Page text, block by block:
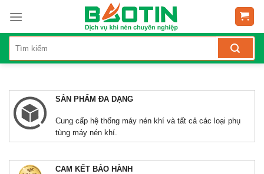
SẢN PHẨM ĐA DẠNG
Cung cấp hệ thống máy nén khí và tất cả các loại phụ
tùng máy nén khí.
CAM KẾT BẢO HÀNH